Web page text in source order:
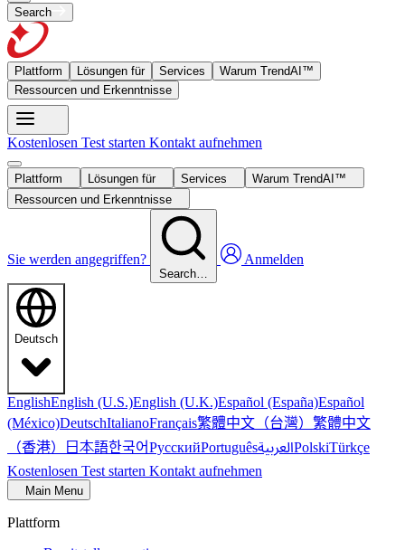
Search
Plattform Lösungen für Services
Warum TrendAI™
Ressourcen und Erkenntnisse
Kostenlosen Test starten Kontakt aufnehmen
Plattform Lösungen für Services
Warum TrendAI™
Ressourcen und Erkenntnisse
Sie werden angegriffen?
Search…
Anmelden
Deutsch
EnglishEnglish (U.S.)English (U.K.)Español (España)Español
(México)DeutschItalianoFrançais繁體中文（台灣） 繁體中文
（香港） 日本語한국어РусскийPortuguêsالعربيةPolskiTürkçe
Kostenlosen Test starten Kontakt aufnehmen
Main Menu
Plattform